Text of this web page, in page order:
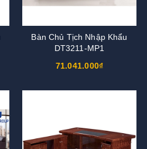
Bàn Chủ Tịch Nhập Khẩu
DT3211-MP1
71.041.000₫